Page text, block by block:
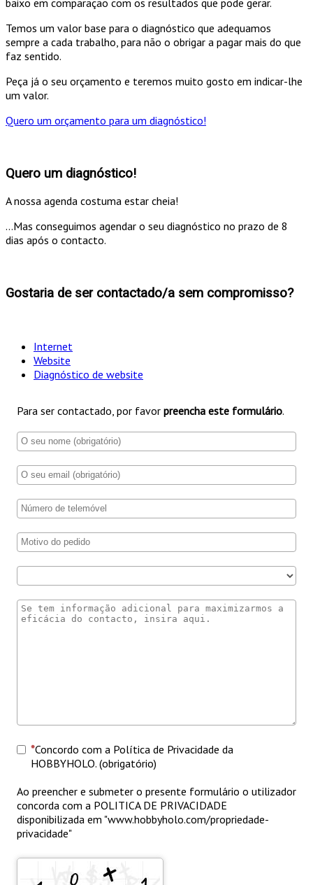
baixo em comparação com os resultados que pode gerar.
Temos um valor base para o diagnóstico que adequamos
sempre a cada trabalho, para não o obrigar a pagar mais do que
faz sentido.
Peça já o seu orçamento e teremos muito gosto em indicar-lhe
um valor.
Quero um orçamento para um diagnóstico!
Quero um diagnóstico!
A nossa agenda costuma estar cheia!
...Mas conseguimos agendar o seu diagnóstico no prazo de 8
dias após o contacto.
Gostaria de ser contactado/a sem compromisso?
Internet
Website
Diagnóstico de website
Para ser contactado, por favor preencha este formulário.
Concordo com a Política de Privacidade da
HOBBYHOLO. (obrigatório)
Ao preencher e submeter o presente formulário o utilizador
concorda com a POLITICA DE PRIVACIDADE
disponibilizada em "www.hobbyholo.com/propriedade-
privacidade"